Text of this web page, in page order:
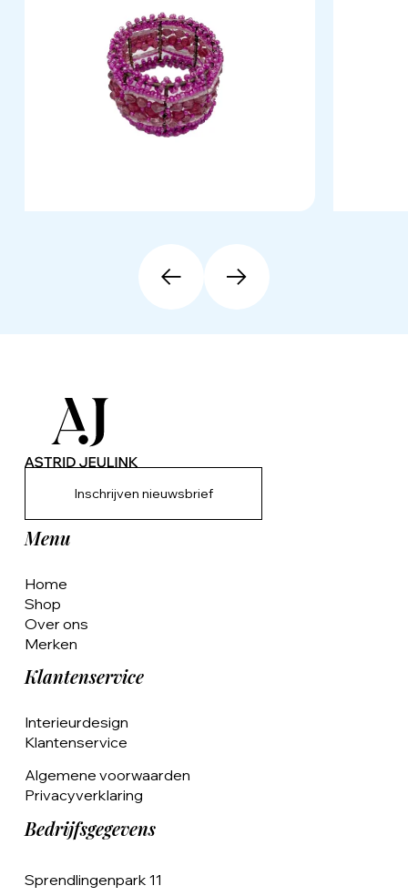
Inschrijven nieuwsbrief
Menu
Home
Shop
Over ons
Merken
Klantenservice
Interieurdesign
Klantenservice
Algemene voorwaarden
Privacyverklaring
Bedrijfsgegevens
Sprendlingenpark 11